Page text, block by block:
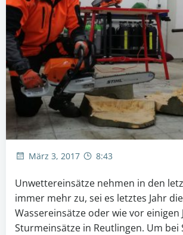
März 3, 2017 8:43
Unwettereinsätze nehmen in den
immer mehr zu, sei es letztes Jahr die
Wassereinsätze oder wie vor einigen
Sturmeinsätze in Reutlingen. Um bei